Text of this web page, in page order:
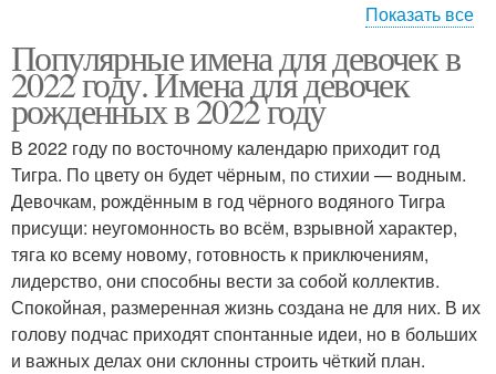
Женские имена Мужские имена
Имена для мальчиков Красивые имена
Святое имя Необычные имена
Показать все
Популярные имена для девочек в
2022 году. Имена для девочек
рожденных в 2022 году
В 2022 году по восточному календарю приходит год
Тигра. По цвету он будет чёрным, по стихии — водным.
Девочкам, рождённым в год чёрного водяного Тигра
присущи: неугомонность во всём, взрывной характер,
тяга ко всему новому, готовность к приключениям,
лидерство, они способны вести за собой коллектив.
Спокойная, размеренная жизнь создана не для них. В их
голову подчас приходят спонтанные идеи, но в больших
и важных делах они склонны строить чёткий план.